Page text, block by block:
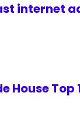
internet
House Top